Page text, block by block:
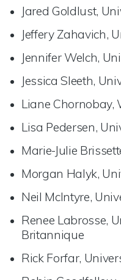
Jared Goldlust,
Jeffery Zahavich,
Jennifer Welch,
Jessica Sleeth,
Liane Chornobay,
Lisa Pedersen,
Marie-Julie
Morgan Halyk,
Neil McIntyre,
Renee Labrosse,
Britannique
Rick Forfar,